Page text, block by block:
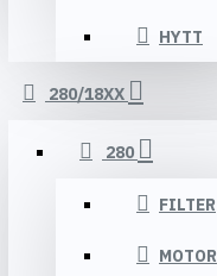
HYTT
280/18XX
280
FILTER
MOTOR